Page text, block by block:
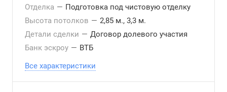
Отделка — Подготовка под чистовую отделку
Высота потолков — 2,85 м., 3,3 м.
Детали сделки — Договор долевого участия
Банк эскроу — ВТБ
Все характеристики